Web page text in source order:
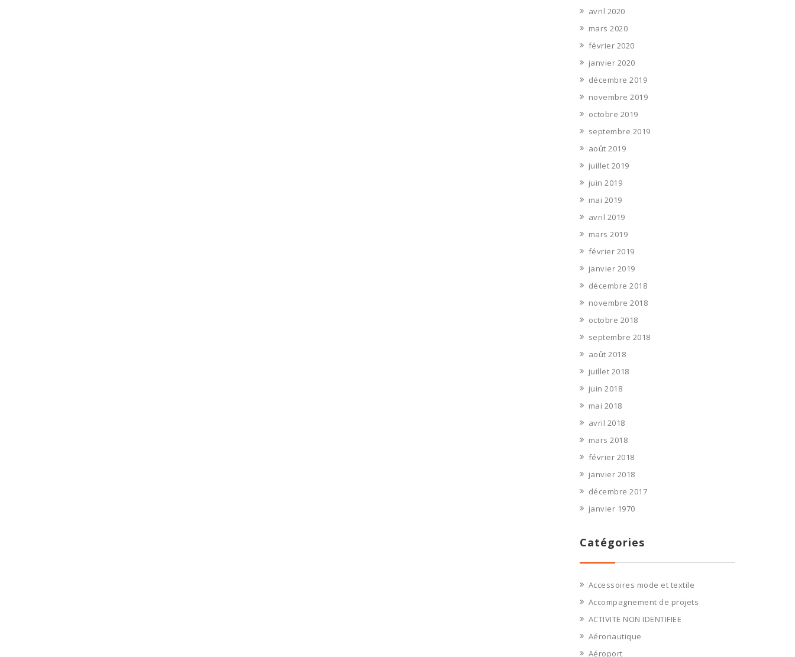
avril 2020
mars 2020
février 2020
janvier 2020
décembre 2019
novembre 2019
octobre 2019
septembre 2019
août 2019
juillet 2019
juin 2019
mai 2019
avril 2019
mars 2019
février 2019
janvier 2019
décembre 2018
novembre 2018
octobre 2018
septembre 2018
août 2018
juillet 2018
juin 2018
mai 2018
avril 2018
mars 2018
février 2018
janvier 2018
décembre 2017
janvier 1970
Catégories
Accessoires mode et textile
Accompagnement de projets
ACTIVITE NON IDENTIFIEE
Aéronautique
Aéroport